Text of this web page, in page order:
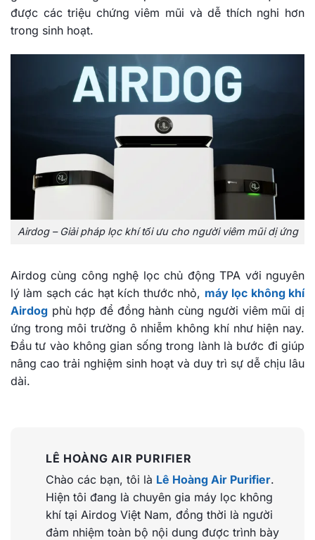
được các triệu chứng viêm mũi và dễ thích nghi hơn
trong sinh hoạt.
Airdog – Giải pháp lọc khí tối ưu cho người viêm mũi dị ứng
Airdog cùng công nghệ lọc chủ động TPA với nguyên
lý làm sạch các hạt kích thước nhỏ, máy lọc không khí
Airdog phù hợp để đồng hành cùng người viêm mũi dị
ứng trong môi trường ô nhiễm không khí như hiện nay.
Đầu tư vào không gian sống trong lành là bước đi giúp
nâng cao trải nghiệm sinh hoạt và duy trì sự dễ chịu lâu
dài.
LÊ HOÀNG AIR PURIFIER
Chào các bạn, tôi là Lê Hoàng Air Purifier.
Hiện tôi đang là chuyên gia máy lọc không
khí tại Airdog Việt Nam, đồng thời là người
đảm nhiệm toàn bộ nội dung được trình bày